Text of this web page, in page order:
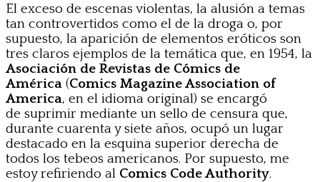
El exceso de escenas violentas, la alusión a temas
tan controvertidos como el de la droga o, por
supuesto, la aparición de elementos eróticos son
tres claros ejemplos de la temática que, en 1954, la
Asociación de Revistas de Cómics de
América (Comics Magazine Association of
America, en el idioma original) se encargó
de suprimir mediante un sello de censura que,
durante cuarenta y siete años, ocupó un lugar
destacado en la esquina superior derecha de
todos los tebeos americanos. Por supuesto, me
estoy refiriendo al Comics Code Authority.